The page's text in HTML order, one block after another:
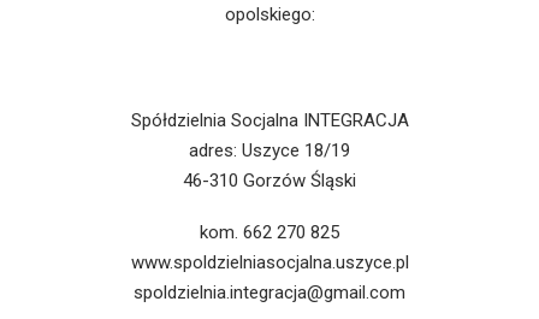
opolskiego:
Spółdzielnia Socjalna INTEGRACJA
adres: Uszyce 18/19
46-310 Gorzów Śląski
kom. 662 270 825
www.spoldzielniasocjalna.uszyce.pl
spoldzielnia.integracja@gmail.com